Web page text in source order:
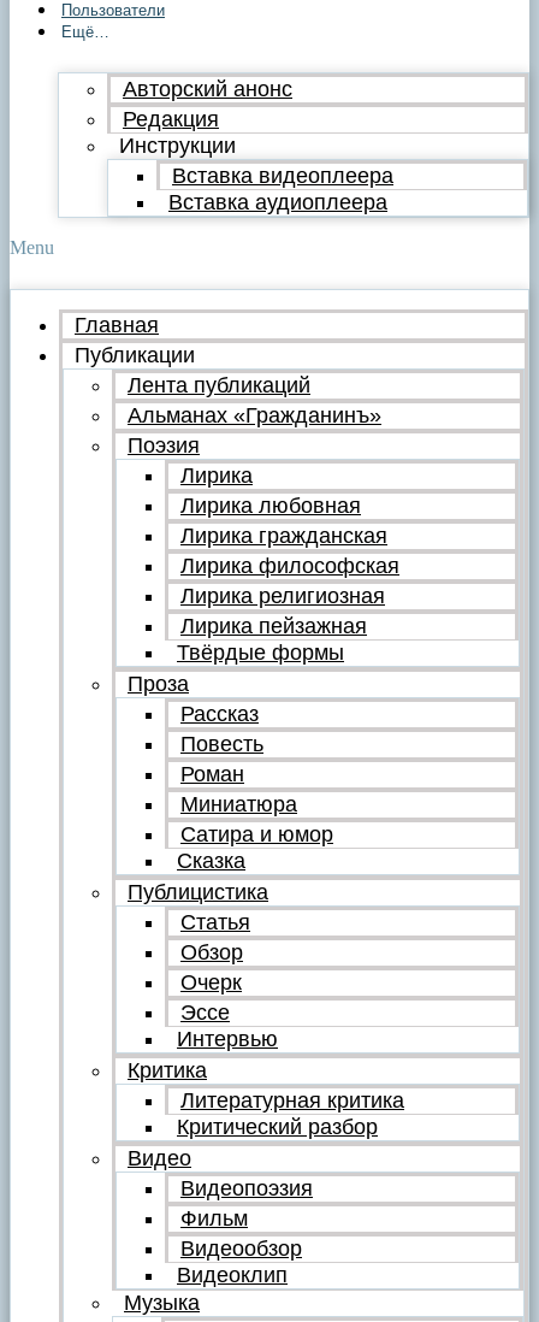
Пользователи
Ещё…
Авторский анонс
Редакция
Инструкции
Вставка видеоплеера
Вставка аудиоплеера
Menu
Главная
Публикации
Лента публикаций
Альманах «Гражданинъ»
Поэзия
Лирика
Лирика любовная
Лирика гражданская
Лирика философская
Лирика религиозная
Лирика пейзажная
Твёрдые формы
Проза
Рассказ
Повесть
Роман
Миниатюра
Сатира и юмор
Сказка
Публицистика
Статья
Обзор
Очерк
Эссе
Интервью
Критика
Литературная критика
Критический разбор
Видео
Видеопоэзия
Фильм
Видеообзор
Видеоклип
Музыка